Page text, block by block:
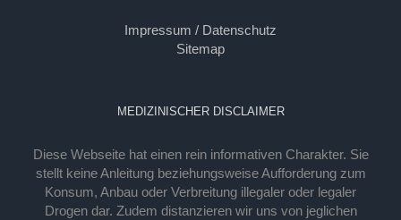
Impressum / Datenschutz
Sitemap
MEDIZINISCHER DISCLAIMER
Diese Webseite hat einen rein informativen Charakter. Sie
stellt keine Anleitung beziehungsweise Aufforderung zum
Konsum, Anbau oder Verbreitung illegaler oder legaler
Drogen dar. Zudem distanzieren wir uns von jeglichen